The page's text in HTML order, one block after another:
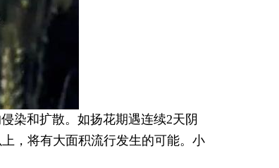
染和扩散。如扬花期遇连续2天阴
，将有大面积流行发生的可能。小